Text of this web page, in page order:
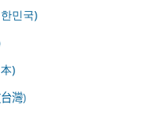
민국)
)
灣)